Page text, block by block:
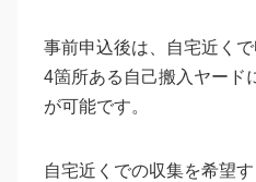
事前申込後は、自宅近く
4箇所ある自己搬入ヤード
が可能です。
自宅近くでの収集を希望